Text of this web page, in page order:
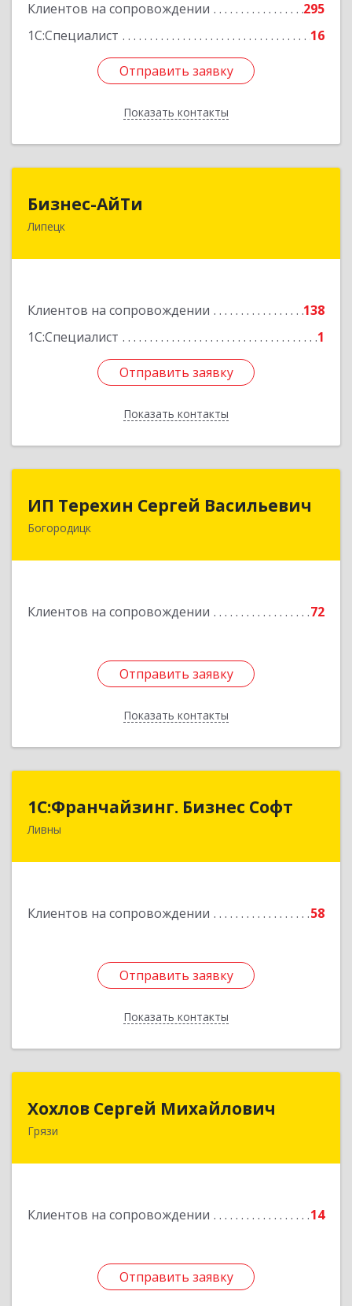
Клиентов на сопровождении
295
1С:Специалист
16
Отправить заявку
Показать контакты
Отправить заявку
Назад
Бизнес-АйТи
Липецк
Клиентов на сопровождении
138
1С:Специалист
1
Отправить заявку
Показать контакты
398008, Липецкая обл, Липецк г, 50 лет НЛМК
Отправить заявку
Назад
ИП Терехин Сергей Васильевич
Богородицк
Клиентов на сопровождении 72
Отправить заявку
Показать контакты
ИП Терехин Сергей Васильевич
301831, Тульская обл, Богородицкий р-н,
Отправить заявку
Назад
1C:Франчайзинг. Бизнес Софт
Ливны
Клиентов на сопровождении 58
Отправить заявку
Показать контакты
1C:Франчайзинг. Бизнес Софт
303851, Орловская обл, Ливны г, Гайдара ул,
Отправить заявку
Назад
Хохлов Сергей Михайлович
Грязи
Клиентов на сопровождении 14
Отправить заявку
Хохлов Сергей Михайлович
Отправить заявку